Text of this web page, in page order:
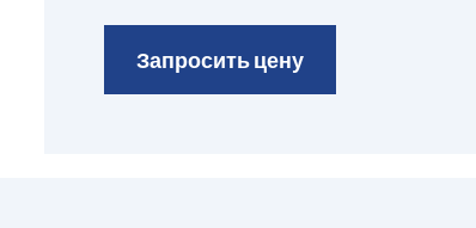
Запросить цену